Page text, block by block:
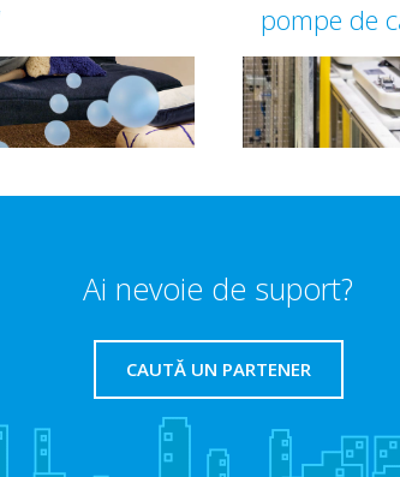
pompe de
Ai nevoie de suport?
CAUTĂ UN PARTENER